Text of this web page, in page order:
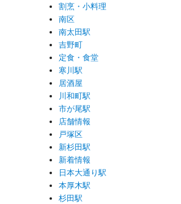
割烹・小料理
南区
南太田駅
吉野町
定食・食堂
寒川駅
居酒屋
川和町駅
市が尾駅
店舗情報
戸塚区
新杉田駅
新着情報
日本大通り駅
本厚木駅
杉田駅